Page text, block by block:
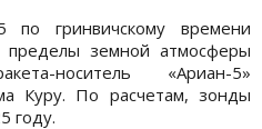
по гринвичскому времени
земной атмосферы
носитель «Ариан-5»
Куру. По расчетам, зонды
году.